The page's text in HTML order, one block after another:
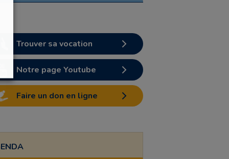
Trouver sa vocation
Notre page Youtube
Faire un don en ligne